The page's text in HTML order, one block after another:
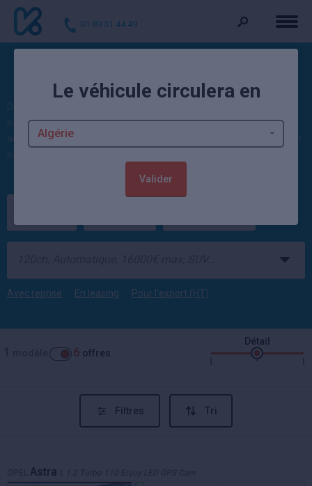
01 89 31 44 49
Le véhicule circulera en
Valider
Voitures d'occasion Astra
sont vendues contrôlées et garanties par un mandataire
automobile ou un concessionnaire Opel. 75 véhicules
Avec reprise En leasing Pour l'export (HT)
6 offres
Détail
Filtres Tri
Astra